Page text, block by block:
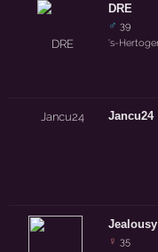
DRE
♂ 39
's-
Jancu24
♀ 35